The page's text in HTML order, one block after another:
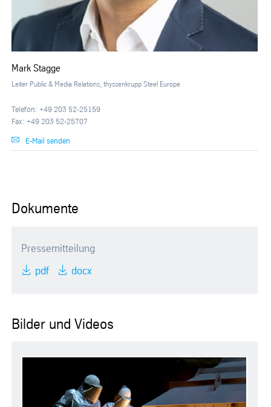
Mark Stagge
Leiter Public & Media Relations, thyssenkrupp Steel Europe
Telefon: +49 203 52-25159
Fax: +49 203 52-25707
E-Mail senden
Dokumente
Pressemitteilung
pdf docx
Bilder und Videos